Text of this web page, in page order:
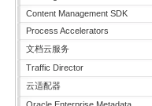
Content Management SDK
Process Accelerators
文档云服务
Traffic Director
云适配器